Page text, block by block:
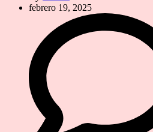
febrero 19, 2025